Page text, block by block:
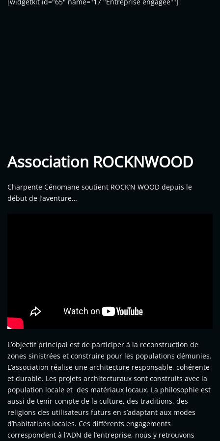
Association ROCKNWOOD
Charpente Cénomane soutient ROCK’N WOOD depuis le
début de l’aventure…
L’objectif principal est de participer à la reconstruction de
zones sinistrées et construire pour les populations démunies.
L’association réalise une architecture responsable, cohérente
et durable. Les projets architecturaux sont construits avec la
population locale et des matériaux locaux. La philosophie est
aussi de tenir compte de la culture, des traditions, des
religions des utilisateurs futurs en s’adaptant aux modes
d’habitations locales. Ces différents engagements
correspondent à l’ADN de l’entreprise, nous y retrouvons